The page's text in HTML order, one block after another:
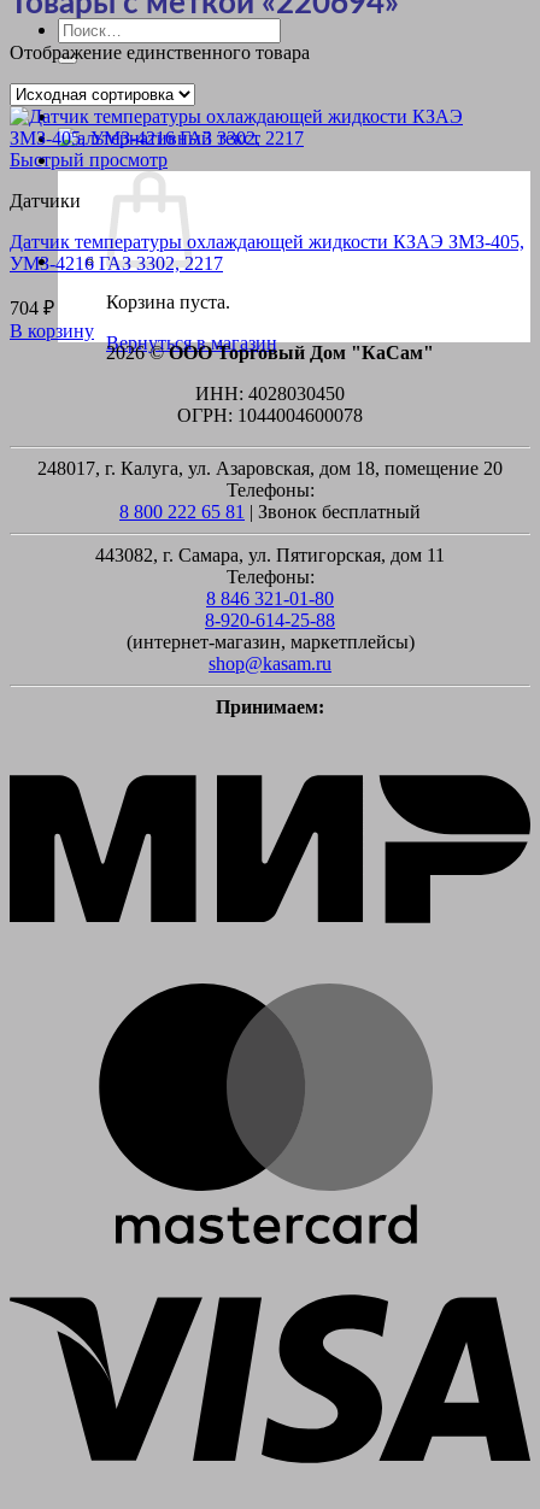
Искать:
Корзина пуста.
Вернуться в магазин
Отображение единственного товара
Быстрый просмотр
Датчики
Датчик температуры охлаждающей жидкости КЗАЭ ЗМЗ-405,
УМЗ-4216 ГАЗ 3302, 2217
704 ₽
В корзину
2026 ©ООО Торговый Дом "КаСам"
ИНН: 4028030450
ОГРН: 1044004600078
248017, г. Калуга, ул. Азаровская, дом 18, помещение 20
Телефоны:
8 800 222 65 81 | Звонок бесплатный
443082, г. Самара, ул. Пятигорская, дом 11
Телефоны:
8 846 321-01-80
8-920-614-25-88
(интернет-магазин, маркетплейсы)
shop@kasam.ru
Принимаем: